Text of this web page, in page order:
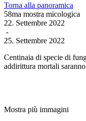
Torna alla panoramica
58ma mostra micologica
22. Settembre 2022
-
25. Settembre 2022
Centinaia di specie di
addirittura mortali
Mostra più immagini